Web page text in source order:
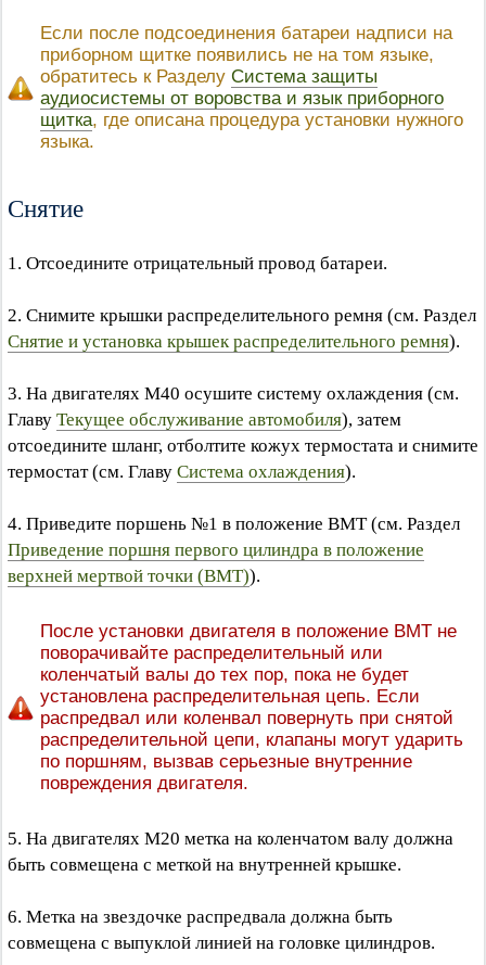
Если после подсоединения батареи надписи на
приборном щитке появились не на том языке,
обратитесь к Разделу Система защиты
аудиосистемы от воровства и язык приборного
щитка, где описана процедура установки нужного
языка.
Снятие
1. Отсоедините отрицательный провод батареи.
2. Снимите крышки распределительного ремня (см. Раздел
Снятие и установка крышек распределительного ремня).
3. На двигателях М40 осушите систему охлаждения (см.
Главу Текущее обслуживание автомобиля), затем
отсоедините шланг, отболтите кожух термостата и снимите
термостат (см. Главу Система охлаждения).
4. Приведите поршень №1 в положение ВМТ (см. Раздел
Приведение поршня первого цилиндра в положение
верхней мертвой точки (ВМТ)).
После установки двигателя в положение ВМТ не
поворачивайте распределительный или
коленчатый валы до тех пор, пока не будет
установлена распределительная цепь. Если
распредвал или коленвал повернуть при снятой
распределительной цепи, клапаны могут ударить
по поршням, вызвав серьезные внутренние
повреждения двигателя.
5. На двигателях М20 метка на коленчатом валу должна
быть совмещена с меткой на внутренней крышке.
6. Метка на звездочке распредвала должна быть
совмещена с выпуклой линией на головке цилиндров.